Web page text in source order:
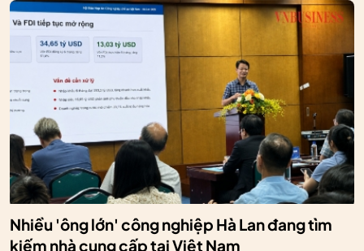
Nhiều 'ông lớn' công nghiệp Hà Lan đang tìm
kiếm nhà cung cấp tại Việt Nam